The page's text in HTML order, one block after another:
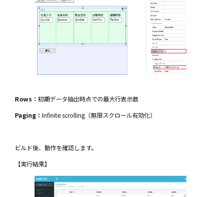
Rows： 初期データ抽出時点での最大行表示数
Paging： Infinite scrolling（無限スクロール有効化）
ビルド後、動作を確認します。
【実行結果】